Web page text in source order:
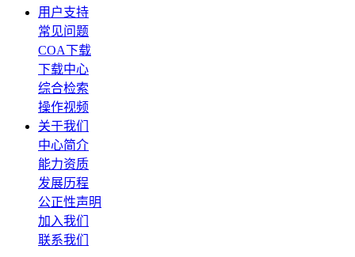
用户支持
常见问题
COA下载
下载中心
综合检索
操作视频
关于我们
中心简介
能力资质
发展历程
公正性声明
加入我们
联系我们